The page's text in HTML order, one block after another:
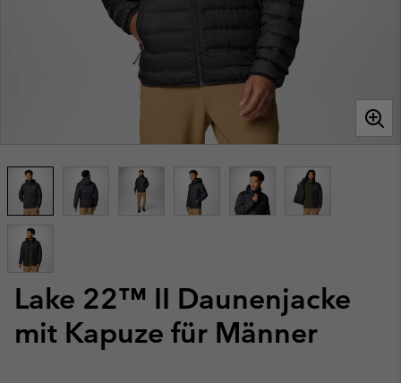
Lake 22™ II Daunenjacke
mit Kapuze für Männer